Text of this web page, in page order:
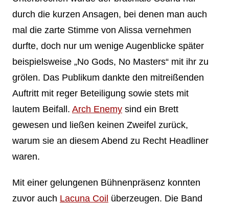
durch die kurzen Ansagen, bei denen man auch
mal die zarte Stimme von Alissa vernehmen
durfte, doch nur um wenige Augenblicke später
beispielsweise „No Gods, No Masters“ mit ihr zu
grölen. Das Publikum dankte den mitreißenden
Auftritt mit reger Beteiligung sowie stets mit
lautem Beifall. Arch Enemysind ein Brett
gewesen und ließen keinen Zweifel zurück,
warum sie an diesem Abend zu Recht Headliner
waren.
Mit einer gelungenen Bühnenpräsenz konnten
zuvor auch Lacuna Coil überzeugen. Die Band